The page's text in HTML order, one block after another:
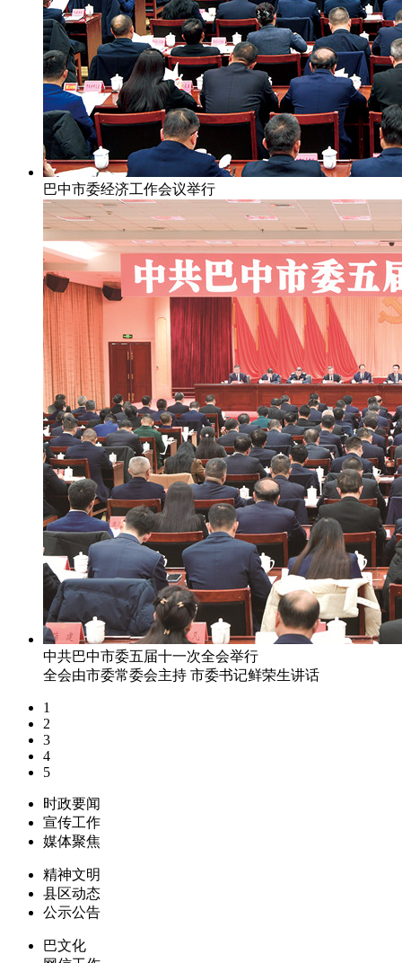
巴中市委经济工作会议举行
中共巴中市委五届十一次全会举行
全会由市委常委会主持 市委书记鲜荣生讲话
1
2
3
4
5
时政要闻
宣传工作
媒体聚焦
精神文明
县区动态
公示公告
巴文化